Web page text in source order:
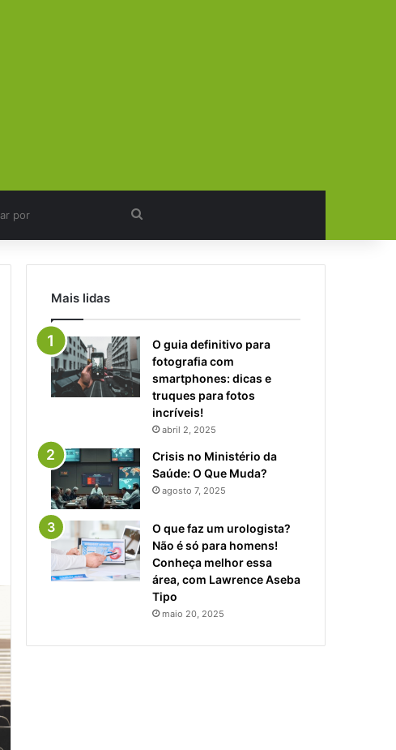
Procurar
por
Mais lidas
O guia definitivo para
fotografia com
smartphones: dicas e
truques para fotos
incríveis!
abril 2, 2025
Crisis no Ministério da
Saúde: O Que Muda?
agosto 7, 2025
O que faz um urologista?
Não é só para homens!
Conheça melhor essa
área, com Lawrence Aseba
Tipo
maio 20, 2025